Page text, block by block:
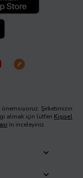
Şirketimizin
almak için lütfen Kişisel
’nı inceleyiniz.